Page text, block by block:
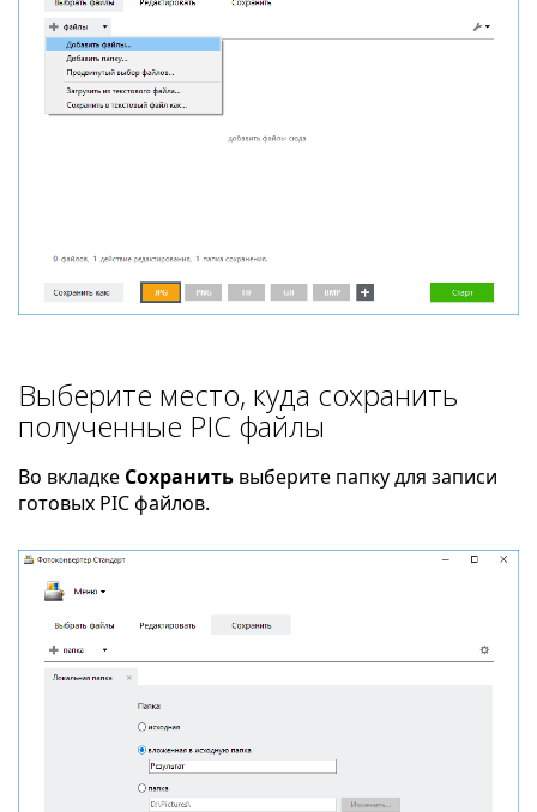
Выберите место, куда сохранить
полученные PIC файлы
Во вкладке Сохранить выберите папку для записи
готовых PIC файлов.